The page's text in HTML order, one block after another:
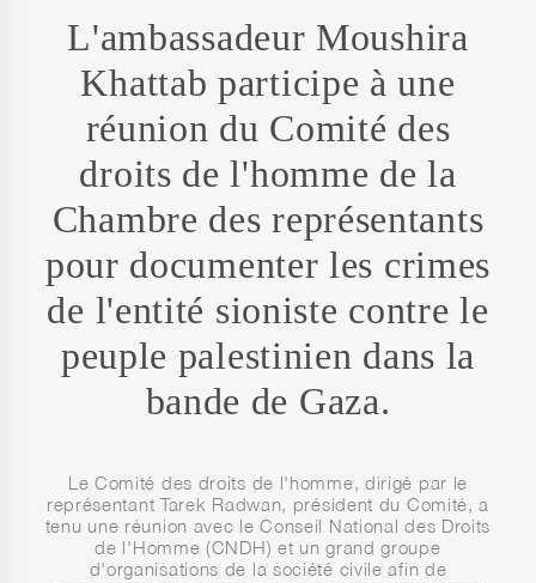
L'ambassadeur Moushira
Khattab participe à une
réunion du Comité des
droits de l'homme de la
Chambre des représentants
pour documenter les crimes
de l'entité sioniste contre le
peuple palestinien dans la
bande de Gaza.
Le Comité des droits de l'homme, dirigé par le
représentant Tarek Radwan, président du Comité, a
tenu une réunion avec le Conseil National des Droits
de l'Homme (CNDH) et un grand groupe
d'organisations de la société civile afin de